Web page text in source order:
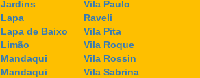
Jardins
Lapa
Lapa de Baixo
Limão
Mandaqui
Mandaqui
Vila Paulo
Raveli
Vila Pita
Vila Roque
Vila Rossin
Vila Sabrina